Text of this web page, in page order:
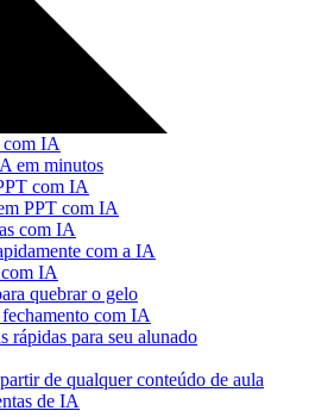
com IA
em minutos
com IA
PPT com IA
com IA
com a IA
IA
quebrar o gelo
com IA
rápidas para seu alunado
de qualquer conteúdo de aula
de IA